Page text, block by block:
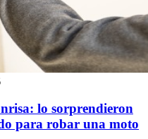
lo sorprendieron
para robar una moto